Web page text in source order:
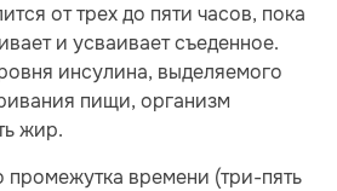
от трех до пяти часов, пока
и усваивает съеденное.
инсулина, выделяемого
пищи, организм
жир.
промежутка времени (три-пять